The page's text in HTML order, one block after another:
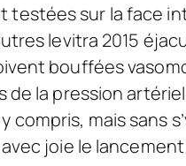
sur la face
levitra 2015
bouffées
la pression
mais sans
joie le